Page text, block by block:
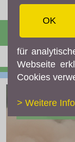
☰ MENÜ
AKTUELLES
Aktuelles
OK
für
Webseite
Cookies
> Weitere